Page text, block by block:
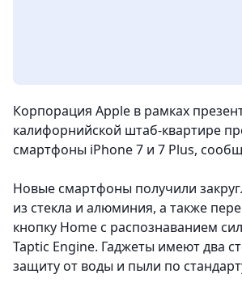
Корпорация Apple в рамках
калифорнийской штаб-квартире
смартфоны iPhone 7 и 7 Plus,
Новые смартфоны получили
из стекла и алюминия, а также
кнопку Home с распознаванием
Taptic Engine. Гаджеты имеют два
защиту от воды и пыли по